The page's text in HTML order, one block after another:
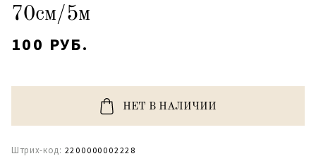
70см/5м
100 РУБ.
НЕТ В НАЛИЧИИ
Штрих-код: 2200000002228